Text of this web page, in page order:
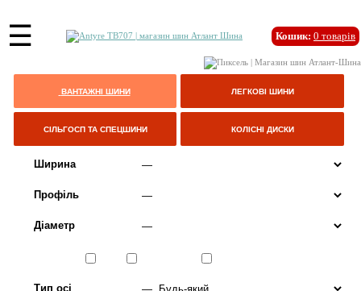
☰ Кошик: 0 товарів
ВАНТАЖНІ ШИНИ ЛЕГКОВІ ШИНИ
СІЛЬГОСП ТА СПЕЦШИНИ КОЛІСНІ ДИСКИ
Ширина
Профіль
Діаметр
Тип осі